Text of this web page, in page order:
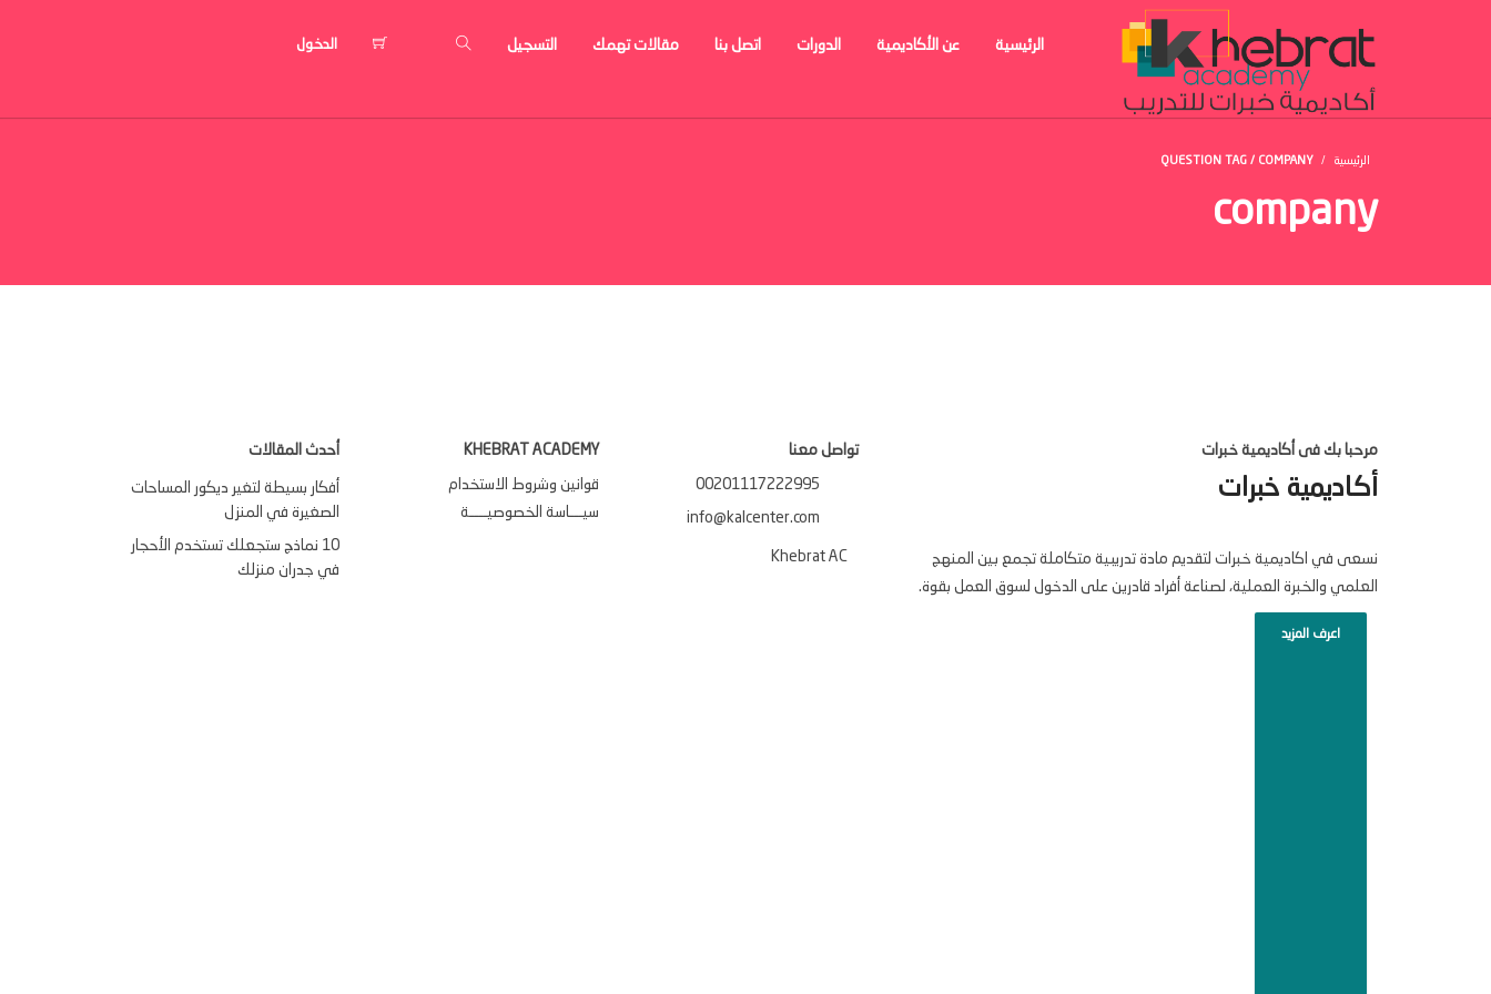
الرئيسية عن الأكاديمية الدورات اتصل بنا مقالات تهمك التسجيل الدخول
الرئيسية QUESTION TAG / COMPANY
company
مرحبا بك فى أكاديمية خبرات
أكاديمية خبرات
نسعى في اكاديمية خبرات لتقديم مادة تدريبية متكاملة تجمع بين المنهج
العلمي والخبرة العملية، لصناعة أفراد قادرين على الدخول لسوق العمل بقوة.
اعرف المزيد
تواصل معنا
00201117222995
info@kalcenter.com
Khebrat AC
KHEBRAT ACADEMY
قوانين وشروط الاستخدام
سيـــاسة الخصوصيــــة
أحدث المقالات
أفكار بسيطة لتغير ديكور المساحات
الصغيرة في المنزل
10 نماذج ستجعلك تستخدم الأحجار
في جدران منزلك